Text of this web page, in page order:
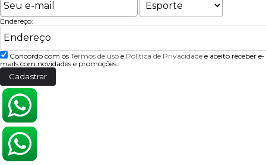
Endereço:
Concordo com os Termos de uso e Politica de Privacidade e aceito receber e-
mails com novidades e promoções.
Cadastrar